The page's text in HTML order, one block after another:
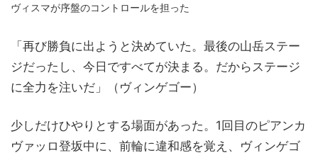
ヴィスマが序盤のコントロールを担った
「再び勝負に出ようと決めていた。最後の山岳ステー
ジだったし、今日ですべてが決まる。だからステージ
に全力を注いだ」（ヴィンゲゴー）
少しだけひやりとする場面があった。1回目のピアンカ
ヴァッロ登坂中に、前輪に違和感を覚え、ヴィンゲゴ